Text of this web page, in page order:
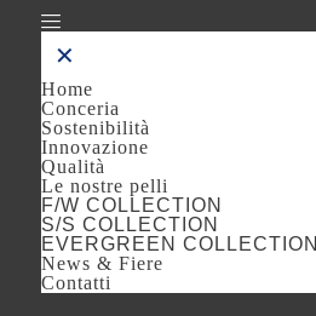
✕
Home
Conceria
Sostenibilità
Innovazione
Qualità
Le nostre pelli
F/W COLLECTION
S/S COLLECTION
EVERGREEN COLLECTION
News & Fiere
Contatti